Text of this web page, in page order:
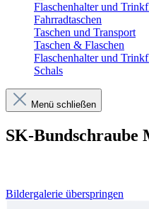
Flaschenhalter und
Fahrradtaschen
Taschen und Transport
Taschen & Flaschen
Flaschenhalter und
Schals
Menü schließen
SK-Bundschraube
Bildergalerie überspringen